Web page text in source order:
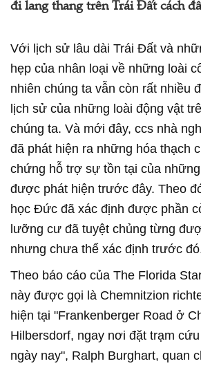
đi lang thang trên Trái Đất cách
Với lịch sử lâu dài Trái Đất và
hẹp của nhân loại về những loài
nhiên chúng ta vẫn còn rất nhiều
lịch sử của những loài động vật
chúng ta. Và mới đây, ccs nhà
đã phát hiện ra những hóa thạch
chứng hỗ trợ sự tồn tại của
được phát hiện trước đây. Theo
học Đức đã xác định được phần
lưỡng cư đã tuyệt chủng từng
nhưng chưa thể xác định trước
Theo báo cáo của The Florida
này được gọi là Chemnitzion
hiện tại "Frankenberger Road ở
Hilbersdorf, ngay nơi đặt trạm
ngày nay", Ralph Burghart, quan